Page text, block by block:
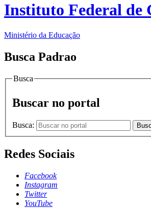
Instituto Federal de
Ministério da Educação
Busca Padrao
Busca
Buscar no portal
Busca:
Redes Sociais
Facebook
Instagram
Twitter
YouTube